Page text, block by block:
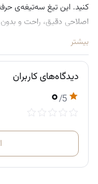
کنید. این تیغ سه‌تیغه‌ی
اصلاحی دقیق، راحت و
بیشتر
دیدگاه‌های کاربران
۰/5